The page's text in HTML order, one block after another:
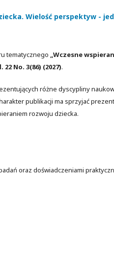
Wielość perspektyw -
tematycznego „Wczesne
22 No. 3(86) (2027).
różne dyscypliny
publikacji ma sprzyjać
rozwoju dziecka.
oraz doświadczeniami